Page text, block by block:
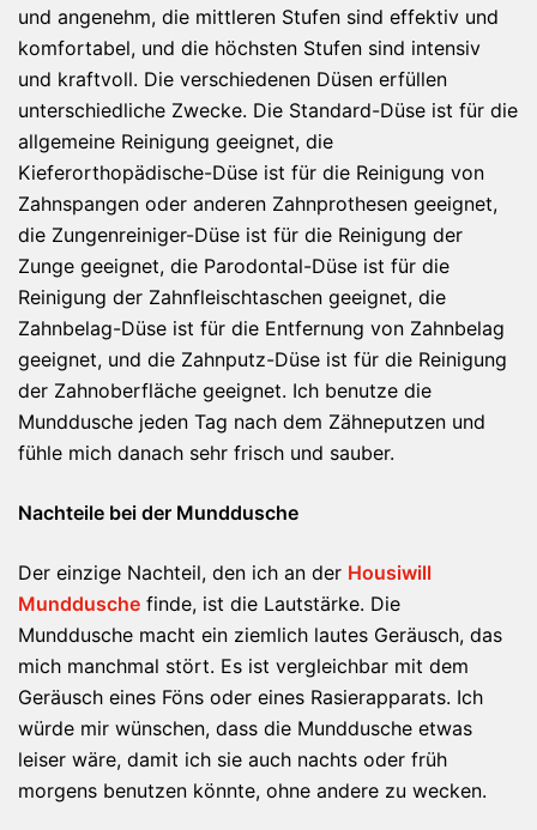
und angenehm, die mittleren Stufen sind effektiv und
komfortabel, und die höchsten Stufen sind intensiv
und kraftvoll. Die verschiedenen Düsen erfüllen
unterschiedliche Zwecke. Die Standard-Düse ist für die
allgemeine Reinigung geeignet, die
Kieferorthopädische-Düse ist für die Reinigung von
Zahnspangen oder anderen Zahnprothesen geeignet,
die Zungenreiniger-Düse ist für die Reinigung der
Zunge geeignet, die Parodontal-Düse ist für die
Reinigung der Zahnfleischtaschen geeignet, die
Zahnbelag-Düse ist für die Entfernung von Zahnbelag
geeignet, und die Zahnputz-Düse ist für die Reinigung
der Zahnoberfläche geeignet. Ich benutze die
Munddusche jeden Tag nach dem Zähneputzen und
fühle mich danach sehr frisch und sauber.
Nachteile bei der Munddusche
Der einzige Nachteil, den ich an der Housiwill
Munddusche finde, ist die Lautstärke. Die
Munddusche macht ein ziemlich lautes Geräusch, das
mich manchmal stört. Es ist vergleichbar mit dem
Geräusch eines Föns oder eines Rasierapparats. Ich
würde mir wünschen, dass die Munddusche etwas
leiser wäre, damit ich sie auch nachts oder früh
morgens benutzen könnte, ohne andere zu wecken.